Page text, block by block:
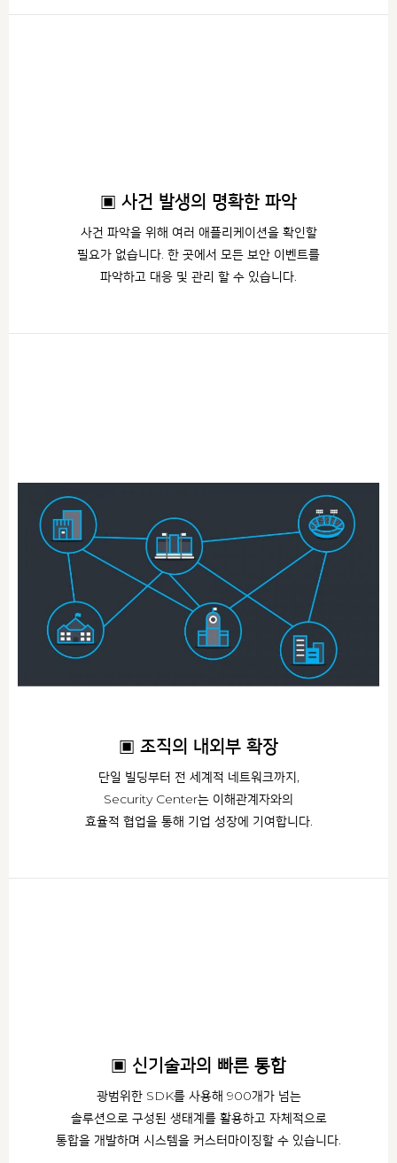
▣ 사건 발생의 명확한 파악
사건 파악을 위해 여러 애플리케이션을 확인할
필요가 없습니다. 한 곳에서 모든 보안 이벤트를
파악하고 대응 및 관리 할 수 있습니다.
▣ 조직의 내외부 확장
단일 빌딩부터 전 세계적 네트워크까지,
Security Center는 이해관계자와의
효율적 협업을 통해 기업 성장에 기여합니다.
▣ 신기술과의 빠른 통합
광범위한 SDK를 사용해 900개가 넘는
솔루션으로 구성된 생태계를 활용하고 자체적으로
통합을 개발하며 시스템을 커스터마이징할 수 있습니다.